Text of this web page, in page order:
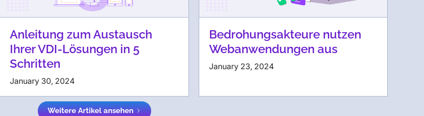
Anleitung zum Austausch
Ihrer VDI-Lösungen in 5
Schritten
January 30, 2024
Bedrohungsakteure nutzen
Webanwendungen aus
January 23, 2024
Weitere Artikel ansehen